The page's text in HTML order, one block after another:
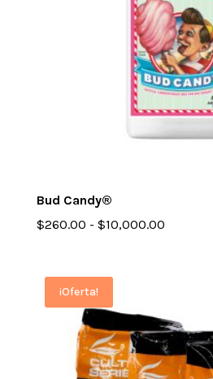
Bud Candy®
$260.00 - $10,000.00Rango
hasta
¡Oferta!